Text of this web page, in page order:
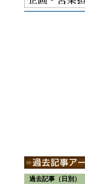
過去記事（日別）